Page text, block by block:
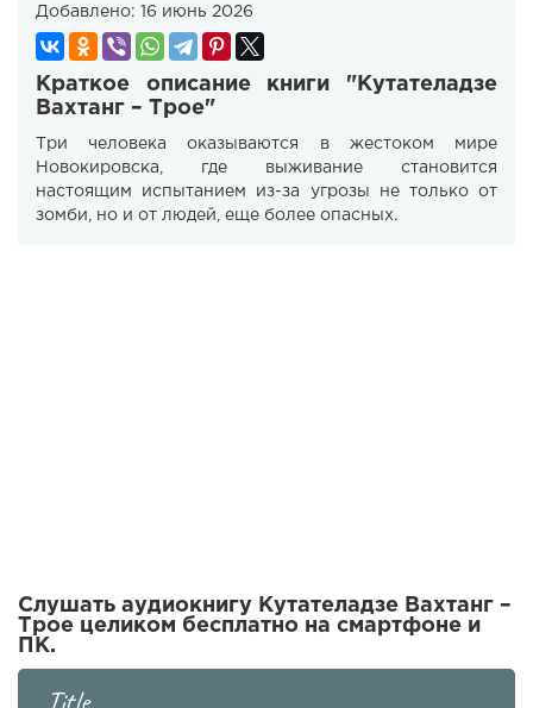
Добавлено: 16 июнь 2026
Краткое описание книги "Кутателадзе
Вахтанг – Трое"
Три человека оказываются в жестоком мире
Новокировска, где выживание становится
настоящим испытанием из-за угрозы не только от
зомби, но и от людей, еще более опасных.
Слушать аудиокнигу Кутателадзе Вахтанг –
Трое целиком бесплатно на смартфоне и
ПК.
Title